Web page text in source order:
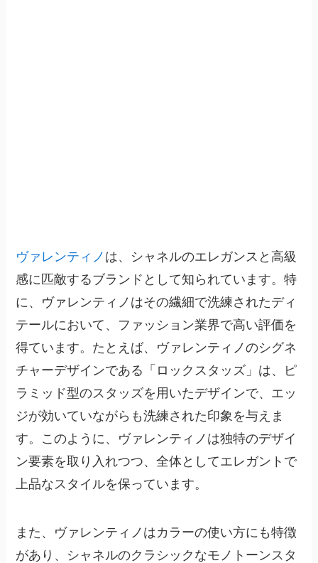
ヴァレンティノ は、シャネルのエレガンスと高級
感に匹敵するブランドとして知られています。特
に、ヴァレンティノはその繊細で洗練されたディ
テールにおいて、ファッション業界で高い評価を
得ています。たとえば、ヴァレンティノのシグネ
チャーデザインである「ロックスタッズ」は、ピ
ラミッド型のスタッズを用いたデザインで、エッ
ジが効いていながらも洗練された印象を与えま
す。このように、 ヴァレンティノは独特のデザイ
ン要素を取り入れつつ、全体としてエレガントで
上品なスタイルを保っています。
また、ヴァレンティノはカラーの使い方にも特徴
があり、シャネルのクラシックなモノトーンスタ